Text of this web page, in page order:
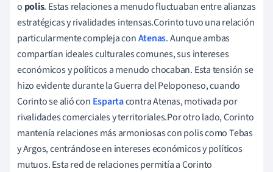
o polis. Estas relaciones a menudo fluctuaban entre alianzas
estratégicas y rivalidades intensas.Corinto tuvo una relación
particularmente compleja conAtenas. Aunque ambas
compartían ideales culturales comunes, sus intereses
económicos y políticos a menudo chocaban. Esta tensión se
hizo evidente durante la Guerra del Peloponeso, cuando
Corinto se alió con Espartacontra Atenas, motivada por
rivalidades comerciales y territoriales.Por otro lado, Corinto
mantenía relaciones más armoniosas con polis como Tebas
y Argos, centrándose en intereses económicos y políticos
mutuos. Esta red de relaciones permitía a Corinto